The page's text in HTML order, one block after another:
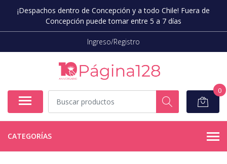
¡Despachos dentro de Concepción y a todo Chile! Fuera de
Concepción puede tomar entre 5 a 7 días
Ingreso/Registro
0
CATEGORÍAS